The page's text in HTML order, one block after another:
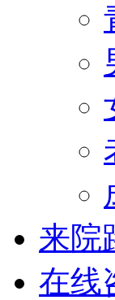
来院
在线